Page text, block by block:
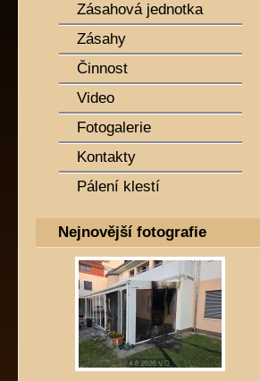
Zásahová jednotka
Zásahy
Činnost
Video
Fotogalerie
Kontakty
Pálení klestí
Nejnovější fotografie